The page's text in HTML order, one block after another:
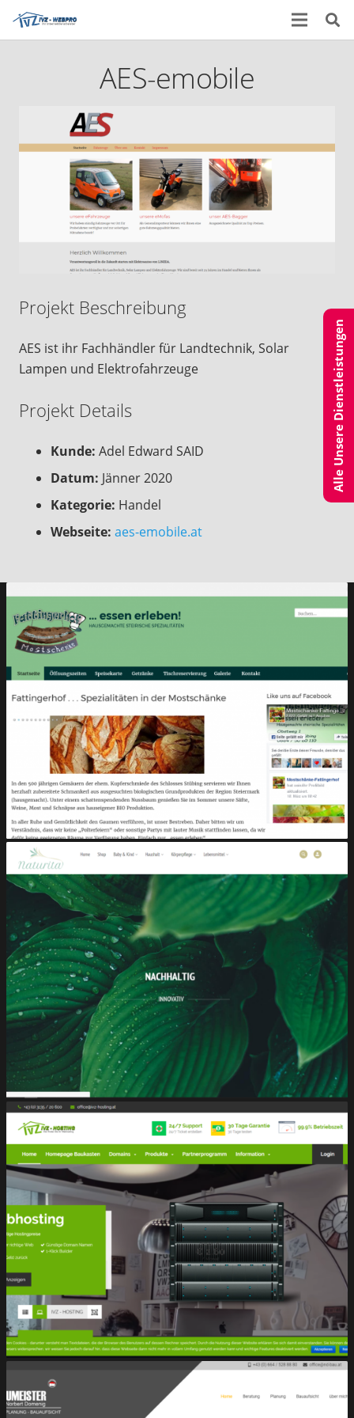
AES-emobile
Projekt Beschreibung
AES ist ihr Fachhändler für Landtechnik, Solar
Lampen und Elektrofahrzeuge
Projekt Details
Kunde: Adel Edward SAID
Datum: Jänner 2020
Kategorie: Handel
Webseite: aes-emobile.at
Alle Unsere Dienstleistungen